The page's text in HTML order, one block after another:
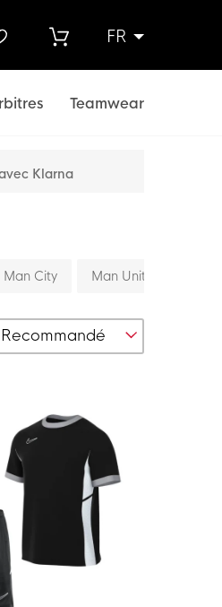
FR
Teamwear
Klarna
Man City Man United